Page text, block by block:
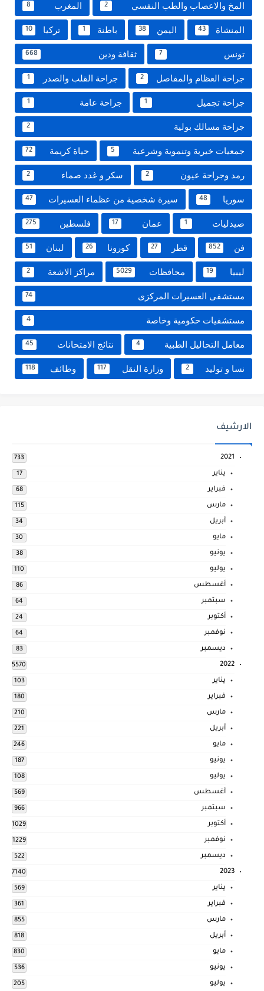
المخ والاعصاب والطب النفسي 2 المغرب 8
المنشاة 43 اليمن 38 باطنة 1 تركيا 10
تونس 7 ثقافة ودين 668
جراحة العظام والمفاصل 2 جراحة القلب والصدر 1
جراحة تجميل 1 جراحة عامة 1
جراحة مسالك بولية 2
جمعيات خيرية وتنموية وشرعية 5 حياة كريمة 72
رمد وجراحة عيون 2 سكر و غدد صماء 2
سوريا 48 سيرة شخصية من عظماء العسيرات 47
صيدليات 1 عمان 17 فلسطين 275
فن 852 قطر 27 كورونا 26 لبنان 51
ليبيا 19 محافظات 5029 مراكز الاشعة 2
مستشفى العسيرات المركزى 74
مستشفيات حكومية وخاصة 4
معامل التحاليل الطبية 4 نتائج الامتحانات 45
نسا و توليد 2 وزارة النقل 117 وظائف 118
الارشيف
2021
733
يناير 17
فبراير 68
مارس 115
أبريل 34
مايو 30
يونيو 38
يوليو 110
أغسطس 86
سبتمبر 64
أكتوبر 24
نوفمبر 64
ديسمبر 83
2022
5570
يناير 103
فبراير 180
مارس 210
أبريل 221
مايو 246
يونيو 187
يوليو 108
أغسطس 569
سبتمبر 966
أكتوبر 1029
نوفمبر 1229
ديسمبر 522
2023
7140
يناير 569
فبراير 361
مارس 855
أبريل 818
مايو 830
يونيو 536
يوليو 205